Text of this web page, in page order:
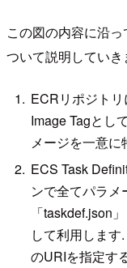
この図の内容に沿
ついて説明していき
ECRリポジト
Image Tagとし
メージを一意
ECS Task
ンで全てパラ
「taskdef.json
して利用しま
のURIを指定す